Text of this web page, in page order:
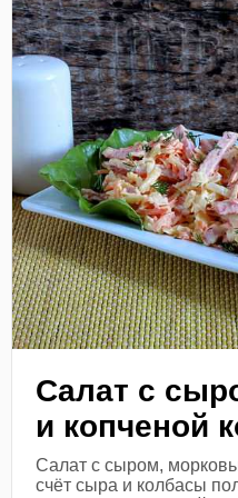
Салат с
и копченой
Салат с сыром,
счёт сыра и колбасы